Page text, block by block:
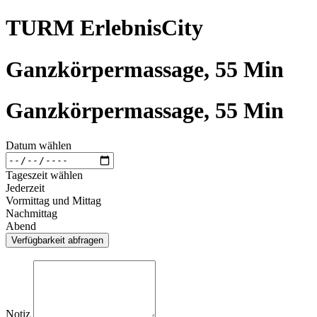
TURM ErlebnisCity
Ganzkörpermassage, 55 Min
Ganzkörpermassage, 55 Min
Datum wählen
Tageszeit wählen
Jederzeit
Vormittag und Mittag
Nachmittag
Abend
Verfügbarkeit abfragen
Notiz